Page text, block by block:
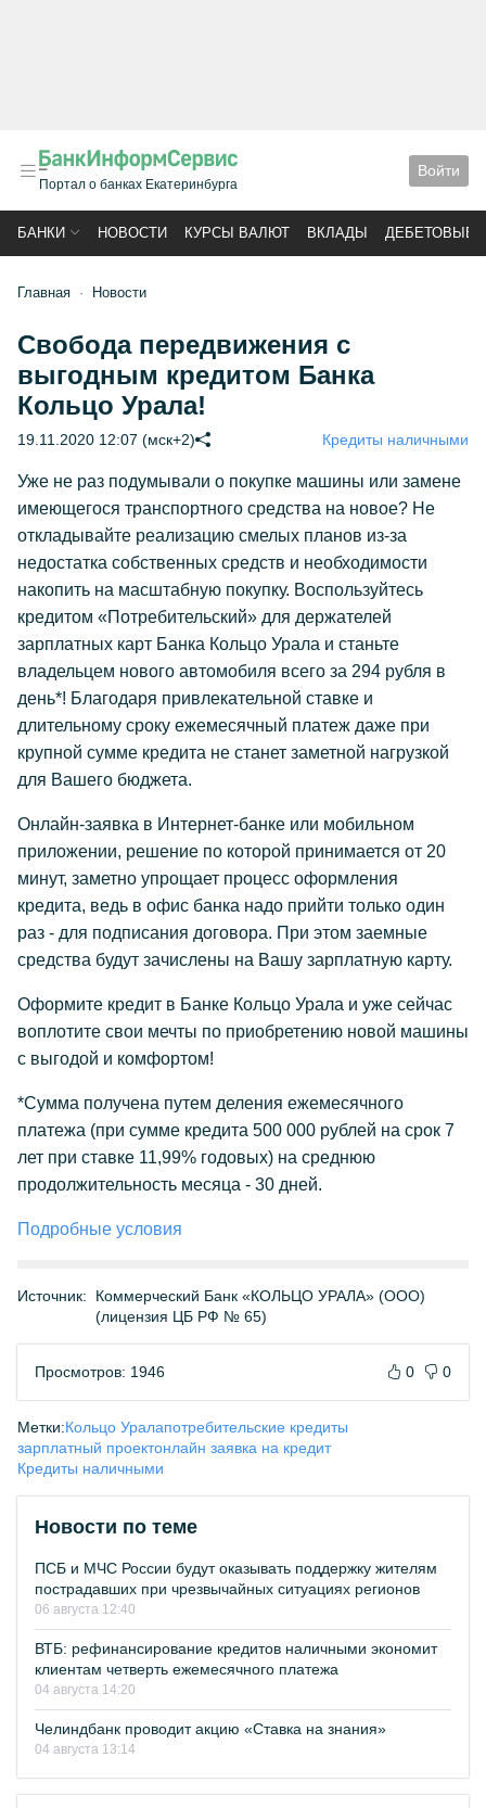
Портал о банках Екатеринбурга
Войти
БАНКИ НОВОСТИ КУРСЫ ВАЛЮТ ВКЛАДЫ ДЕБЕТОВЫЕ
Главная Новости
Свобода передвижения с
выгодным кредитом Банка
Кольцо Урала!
19.11.2020 12:07 (мск+2) Кредиты наличными
Уже не раз подумывали о покупке машины или замене
имеющегося транспортного средства на новое? Не
откладывайте реализацию смелых планов из-за
недостатка собственных средств и необходимости
накопить на масштабную покупку. Воспользуйтесь
кредитом «Потребительский» для держателей
зарплатных карт Банка Кольцо Урала и станьте
владельцем нового автомобиля всего за 294 рубля в
день*! Благодаря привлекательной ставке и
длительному сроку ежемесячный платеж даже при
крупной сумме кредита не станет заметной нагрузкой
для Вашего бюджета.
Онлайн-заявка в Интернет-банке или мобильном
приложении, решение по которой принимается от 20
минут, заметно упрощает процесс оформления
кредита, ведь в офис банка надо прийти только один
раз - для подписания договора. При этом заемные
средства будут зачислены на Вашу зарплатную карту.
Оформите кредит в Банке Кольцо Урала и уже сейчас
воплотите свои мечты по приобретению новой машины
с выгодой и комфортом!
*Сумма получена путем деления ежемесячного
платежа (при сумме кредита 500 000 рублей на срок 7
лет при ставке 11,99% годовых) на среднюю
продолжительность месяца - 30 дней.
Подробные условия
Источник:
Коммерческий Банк «КОЛЬЦО УРАЛА» (ООО)
(лицензия ЦБ РФ № 65)
Просмотров: 1946 0 0
Метки:Кольцо Уралапотребительские кредиты
зарплатный проектонлайн заявка на кредит
Кредиты наличными
Новости по теме
ПСБ и МЧС России будут оказывать поддержку жителям
пострадавших при чрезвычайных ситуациях регионов
06 августа 12:40
ВТБ: рефинансирование кредитов наличными экономит
клиентам четверть ежемесячного платежа
04 августа 14:20
Челиндбанк проводит акцию «Ставка на знания»
04 августа 13:14